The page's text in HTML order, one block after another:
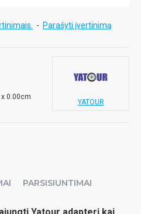
- Parašyti įvertinimą
0.00cm
YATOUR
PARSISIUNTIMAI